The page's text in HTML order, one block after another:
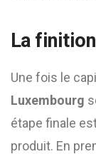
La
Une fois le
Luxembourg
étape finale
produit. En